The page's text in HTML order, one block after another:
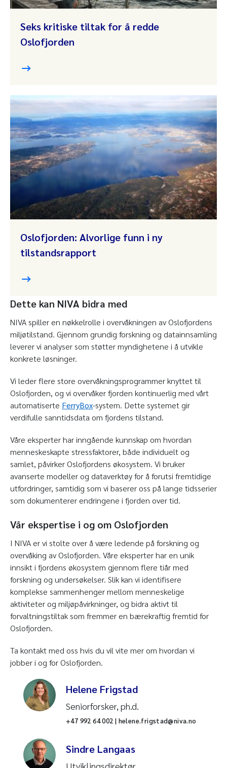
Seks kritiske tiltak for å redde
Oslofjorden
Oslofjorden: Alvorlige funn i ny
tilstandsrapport
Dette kan NIVA bidra med
NIVA spiller en nøkkelrolle i overvåkningen av Oslofjordens
miljøtilstand. Gjennom grundig forskning og datainnsamling
leverer vi analyser som støtter myndighetene i å utvikle
konkrete løsninger.
Vi leder flere store overvåkningsprogrammer knyttet til
Oslofjorden, og vi overvåker fjorden kontinuerlig med vårt
automatiserte FerryBox-system. Dette systemet gir
verdifulle sanntidsdata om fjordens tilstand.
Våre eksperter har inngående kunnskap om hvordan
menneskeskapte stressfaktorer, både individuelt og
samlet, påvirker Oslofjordens økosystem. Vi bruker
avanserte modeller og dataverktøy for å forutsi fremtidige
utfordringer, samtidig som vi baserer oss på lange tidsserier
som dokumenterer endringene i fjorden over tid.
Vår ekspertise i og om Oslofjorden
I NIVA er vi stolte over å være ledende på forskning og
overvåking av Oslofjorden. Våre eksperter har en unik
innsikt i fjordens økosystem gjennom flere tiår med
forskning og undersøkelser. Slik kan vi identifisere
komplekse sammenhenger mellom menneskelige
aktiviteter og miljøpåvirkninger, og bidra aktivt til
forvaltningstiltak som fremmer en bærekraftig fremtid for
Oslofjorden.
Ta kontakt med oss hvis du vil vite mer om hvordan vi
jobber i og for Oslofjorden.
Helene Frigstad
Seniorforsker, ph.d.
+47 992 64 002 | helene.frigstad@niva.no
Sindre Langaas